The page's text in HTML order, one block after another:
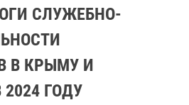
СЛУЖЕБНО-
В КРЫМУ И
ГОДУ